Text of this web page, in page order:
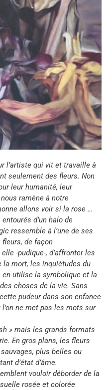
l’artiste qui vit et travaille à
seulement des fleurs. Non
leur humanité, leur
ramène à notre
allons voir si la rose …
d’un halo de
ressemble à l’une de ses
fleurs, de façon
-pudique-, d’affronter les
mort, les inquiétudes du
utilise la symbolique et la
choses de la vie. Sans
pudeur dans son enfance
ne met pas les mots sur
» mais les grands formats
En gros plans, les fleurs
plus belles ou
d’état d’âme.
vouloir déborder de la
rosée et colorée